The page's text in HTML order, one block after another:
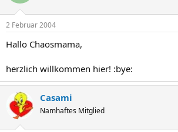
2 Februar 2004
Hallo Chaosmama,
herzlich willkommen hier! :bye:
Casami
Namhaftes Mitglied